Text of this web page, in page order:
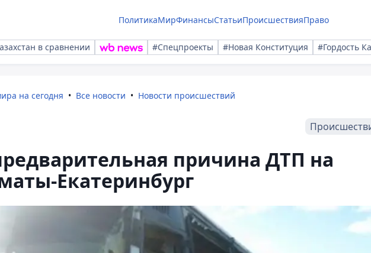
ПолитикаМирФинансыСтатьиПроисшествияПраво
в сравнении #Спецпроекты #Новая Конституция #Гордость
на сегодня Все новости Новости происшествий
причина ДТП на
Екатеринбург